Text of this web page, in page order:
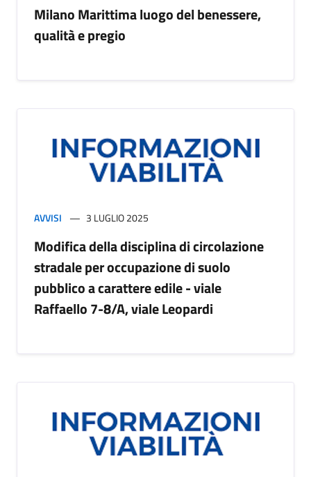
Milano Marittima luogo del benessere,
qualità e pregio
AVVISI 3 LUGLIO 2025
Modifica della disciplina di circolazione
stradale per occupazione di suolo
pubblico a carattere edile - viale
Raffaello 7-8/A, viale Leopardi